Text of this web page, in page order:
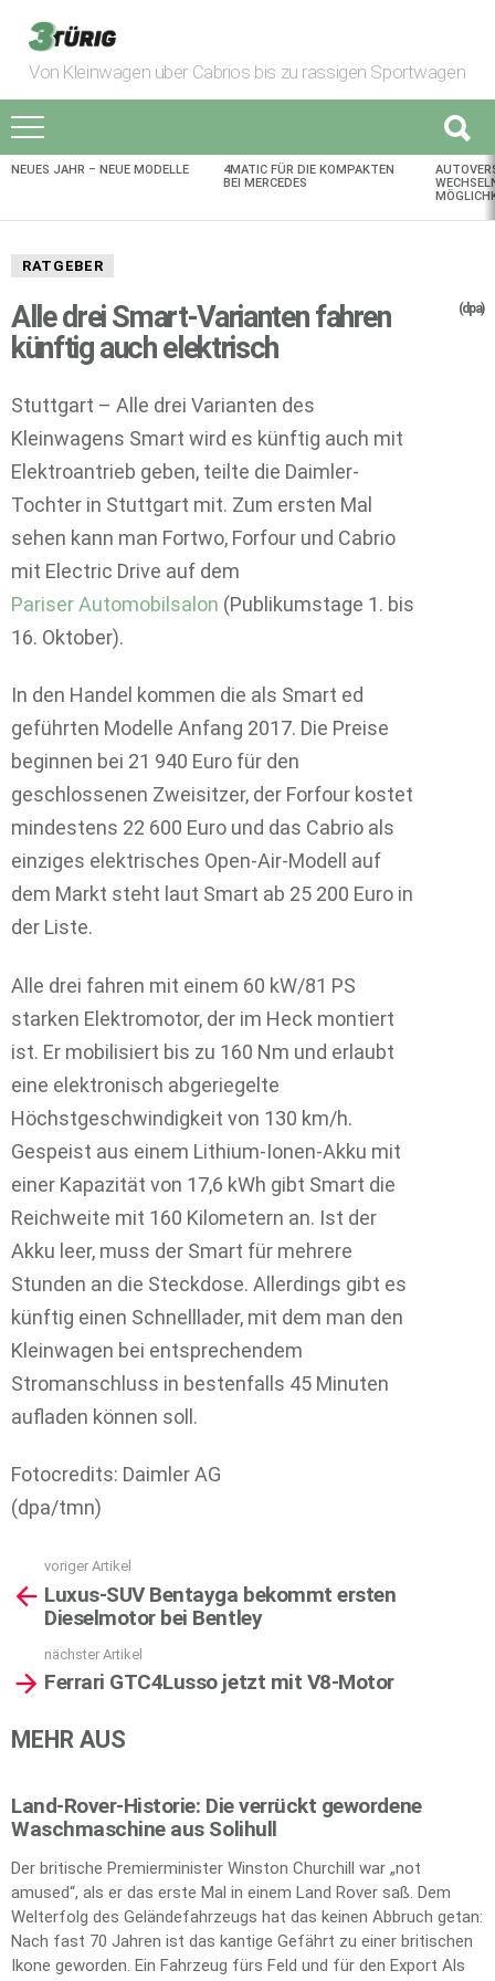
Von Kleinwagen über Cabrios bis zu rassigen Sportwagen
AKTUELLES
NEUES JAHR – NEUE MODELLE
4MATIC FÜR DIE KOMPAKTEN
BEI MERCEDES
RATGEBER
Alle drei Smart-Varianten fahren
künftig auch elektrisch
(dpa)
Stuttgart – Alle drei Varianten des
Kleinwagens Smart wird es künftig auch mit
Elektroantrieb geben, teilte die Daimler-
Tochter in Stuttgart mit. Zum ersten Mal
sehen kann man Fortwo, Forfour und Cabrio
mit Electric Drive auf dem
Pariser Automobilsalon (Publikumstage 1. bis
16. Oktober).
In den Handel kommen die als Smart ed
geführten Modelle Anfang 2017. Die Preise
beginnen bei 21 940 Euro für den
geschlossenen Zweisitzer, der Forfour kostet
mindestens 22 600 Euro und das Cabrio als
einziges elektrisches Open-Air-Modell auf
dem Markt steht laut Smart ab 25 200 Euro in
der Liste.
Alle drei fahren mit einem 60 kW/81 PS
starken Elektromotor, der im Heck montiert
ist. Er mobilisiert bis zu 160 Nm und erlaubt
eine elektronisch abgeriegelte
Höchstgeschwindigkeit von 130 km/h.
Gespeist aus einem Lithium-Ionen-Akku mit
einer Kapazität von 17,6 kWh gibt Smart die
Reichweite mit 160 Kilometern an. Ist der
Akku leer, muss der Smart für mehrere
Stunden an die Steckdose. Allerdings gibt es
künftig einen Schnelllader, mit dem man den
Kleinwagen bei entsprechendem
Stromanschluss in bestenfalls 45 Minuten
aufladen können soll.
Fotocredits: Daimler AG
(dpa/tmn)
more
voriger Artikel
Luxus-SUV Bentayga bekommt ersten
Dieselmotor bei Bentley
nächster Artikel
Ferrari GTC4Lusso jetzt mit V8-Motor
MEHR AUS
Land-Rover-Historie: Die verrückt gewordene
Waschmaschine aus Solihull
Der britische Premierminister Winston Churchill war „not
amused“, als er das erste Mal in einem Land Rover saß. Dem
Welterfolg des Geländefahrzeugs hat das keinen Abbruch getan:
Nach fast 70 Jahren ist das kantige Gefährt zu einer britischen
Ikone geworden. Ein Fahrzeug fürs Feld und für den Export Als